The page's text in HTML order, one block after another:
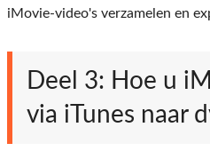
iMovie-video's verzamelen en
Deel 3: Hoe u
via iTunes naar